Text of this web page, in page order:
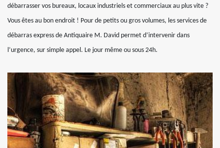
débarrasser vos bureaux, locaux industriels et commerciaux au plus vite ?
Vous êtes au bon endroit ! Pour de petits ou gros volumes, les services de
débarras express de Antiquaire M. David permet d’intervenir dans
l’urgence, sur simple appel. Le jour même ou sous 24h.